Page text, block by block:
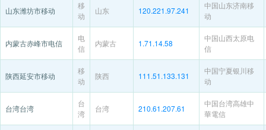
山东潍坊市移动
移
动
山东 120.221.97.241
中国山东济南移
动
内蒙古赤峰市电信
电
信
内蒙古 1.71.14.58
中国山西太原电
信
陕西延安市移动
移
动
陕西 111.51.133.131
中国宁夏银川移
动
台湾台湾
台
湾
台湾 210.61.207.61
中国台湾高雄中
華電信